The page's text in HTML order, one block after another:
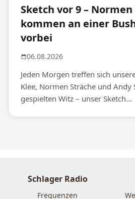
Sketch vor 9 –
kommen an einer
vorbei
06.08.2026
Jeden Morgen treffen sich
Klee, Normen Sträche und Andy
gespielten Witz – unser Sketch...
Schlager Radio
Frequenzen